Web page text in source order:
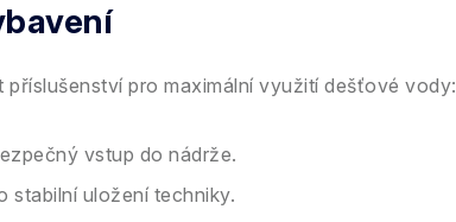
příslušenství pro maximální využití dešťové vody:
vstup do nádrže.
stabilní uložení techniky.